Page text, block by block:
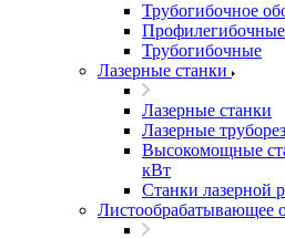
Трубогибочное
Профилегибочные
Трубогибочные
Лазерные станки
Лазерные станки
Лазерные
Высокомощные
кВт
Станки лазерной
Листообрабатывающее